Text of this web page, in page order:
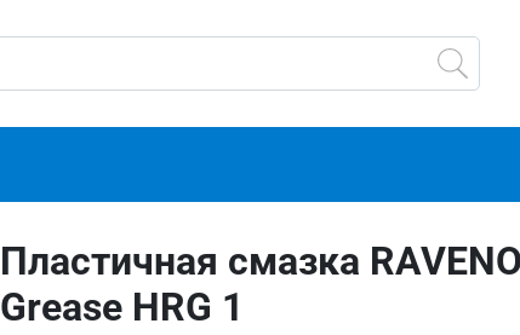
Пластичная смазка
Grease HRG 1